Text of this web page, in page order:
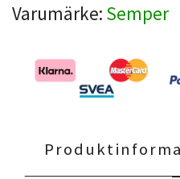
Varumärke: Semper